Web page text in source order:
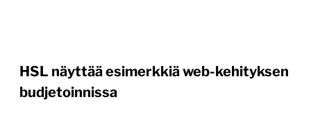
HSL näyttää esimerkkiä web-kehityksen
budjetoinnissa